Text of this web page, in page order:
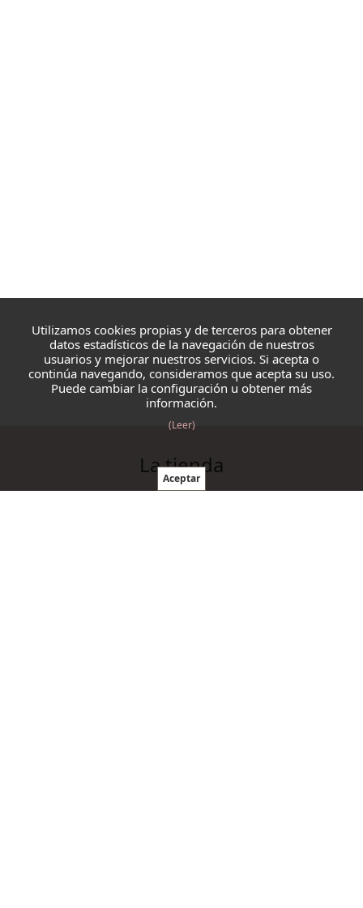
Utilizamos cookies propias y de terceros para obtener
datos estadísticos de la navegación de nuestros
usuarios y mejorar nuestros servicios. Si acepta o
continúa navegando, consideramos que acepta su uso.
Puede cambiar la configuración u obtener más
información.
(Leer)
La tienda
Blazmo